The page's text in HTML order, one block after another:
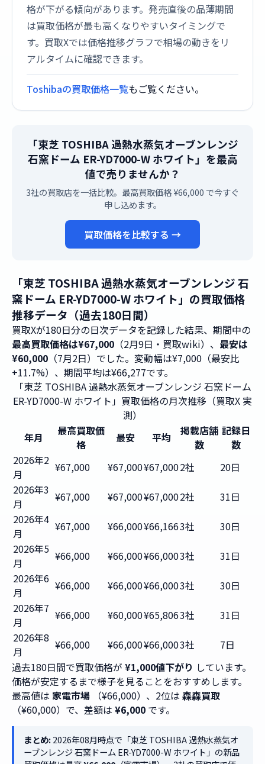
格が下がる傾向があります。発売直後の品薄期間
は買取価格が最も高くなりやすいタイミングで
す。買取Xでは価格推移グラフで相場の動きをリ
アルタイムに確認できます。
Toshibaの買取価格一覧もご覧ください。
「東芝 TOSHIBA 過熱水蒸気オーブンレンジ
石窯ドーム ER-YD7000-W ホワイト」を最高
値で売りませんか？
3社の買取店を一括比較。最高買取価格 ¥66,000 で今すぐ
申し込めます。
買取価格を比較する →
「東芝 TOSHIBA 過熱水蒸気オーブンレンジ 石
窯ドーム ER-YD7000-W ホワイト」の買取価格
推移データ（過去180日間）
買取Xが180日分の日次データを記録した結果、期間中の
最高買取価格は¥67,000 （2月9日・買取wiki）、 最安は
¥60,000 （7月2日）でした。変動幅は¥7,000（最安比
+11.7%）、期間平均は¥66,277です。
「東芝 TOSHIBA 過熱水蒸気オーブンレンジ 石窯ドーム
ER-YD7000-W ホワイト」買取価格の月次推移（買取X 実
測）
年月
最高買取価
格
最安 平均
掲載店舗
数
記録日
数
2026年2
月
¥67,000 ¥67,000¥67,0002社
20日
2026年3
月
¥67,000 ¥67,000¥67,0002社
31日
2026年4
月
¥67,000 ¥66,000¥66,1663社
30日
2026年5
月
¥66,000 ¥66,000¥66,0003社
31日
2026年6
月
¥66,000 ¥66,000¥66,0003社
30日
2026年7
月
¥66,000 ¥60,000¥65,8063社
31日
2026年8
月
¥66,000 ¥66,000¥66,0003社
7日
過去180日間で買取価格が ¥1,000値下がり しています。
価格が安定するまで様子を見ることをおすすめします。
最高値は 家電市場 （¥66,000）、2位は 森森買取
（¥60,000）で、差額は ¥6,000 です。
まとめ:2026年08月時点で「東芝 TOSHIBA 過熱水蒸気オ
ーブンレンジ 石窯ドーム ER-YD7000-W ホワイト」の新品